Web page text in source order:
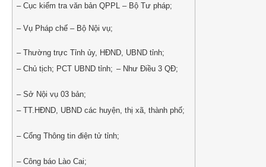
– Cục kiểm tra văn bản QPPL – Bộ Tưpháp;
– Vụ Pháp chế – Bộ Nội vụ;
– Thường trực Tỉnh ủy, HĐND, UBND tỉnh;
– Chủ tịch; PCT UBND tỉnh; – Như Điều 3 QĐ;
– Sở Nội vụ 03 bản;
–TT.HĐND, UBND các huyện, thị xã, thành phố;
–Cổng Thông tin điện tử tỉnh;
– Công báo Lào Cai;